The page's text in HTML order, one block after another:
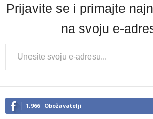
Prijavite se i primajte
na svoju e-
Type
your
email…
1,966 Obožavatelji